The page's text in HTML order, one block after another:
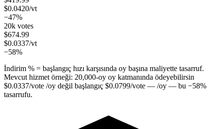
$0.0420/vt
−47%
20k votes
$674.99
$0.0337/vt
−58%
İndirim % = başlangıç hızı karşısında oy başına maliyette tasarruf.
Mevcut hizmet örneği: 20,000-oy oy katmanında ödeyebilirsin
$0.0337/vote /oy değil başlangıç $0.0799/vote — /oy — bu −58%
tasarrufu.